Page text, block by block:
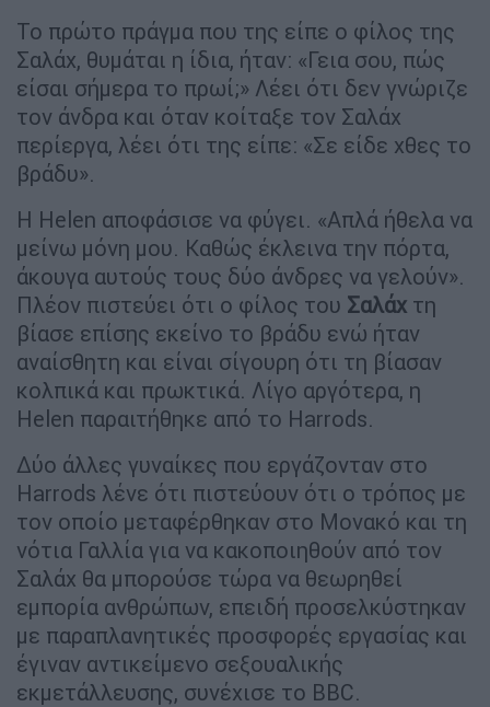
Το πρώτο πράγμα που της είπε ο φίλος της
Σαλάχ, θυμάται η ίδια, ήταν: «Γεια σου, πώς
είσαι σήμερα το πρωί;» Λέει ότι δεν γνώριζε
τον άνδρα και όταν κοίταξε τον Σαλάχ
περίεργα, λέει ότι της είπε: «Σε είδε χθες το
βράδυ».
Η Helen αποφάσισε να φύγει. «Απλά ήθελα να
μείνω μόνη μου. Καθώς έκλεινα την πόρτα,
άκουγα αυτούς τους δύο άνδρες να γελούν».
Πλέον πιστεύει ότι ο φίλος του Σαλάχ τη
βίασε επίσης εκείνο το βράδυ ενώ ήταν
αναίσθητη και είναι σίγουρη ότι τη βίασαν
κολπικά και πρωκτικά. Λίγο αργότερα, η
Helen παραιτήθηκε από το Harrods.
Δύο άλλες γυναίκες που εργάζονταν στο
Harrods λένε ότι πιστεύουν ότι ο τρόπος με
τον οποίο μεταφέρθηκαν στο Μονακό και τη
νότια Γαλλία για να κακοποιηθούν από τον
Σαλάχ θα μπορούσε τώρα να θεωρηθεί
εμπορία ανθρώπων, επειδή προσελκύστηκαν
με παραπλανητικές προσφορές εργασίας και
έγιναν αντικείμενο σεξουαλικής
εκμετάλλευσης, συνέχισε το BBC.